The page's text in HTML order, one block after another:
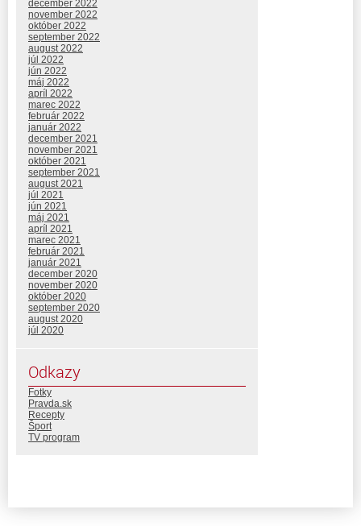
december 2022
november 2022
október 2022
september 2022
august 2022
júl 2022
jún 2022
máj 2022
apríl 2022
marec 2022
február 2022
január 2022
december 2021
november 2021
október 2021
september 2021
august 2021
júl 2021
jún 2021
máj 2021
apríl 2021
marec 2021
február 2021
január 2021
december 2020
november 2020
október 2020
september 2020
august 2020
júl 2020
Odkazy
Fotky
Pravda.sk
Recepty
Šport
TV program